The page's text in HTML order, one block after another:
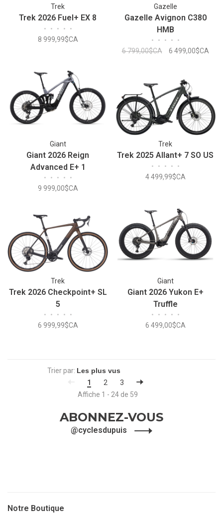
Trek
Trek 2026 Fuel+ EX 8
• • • • •
8 999,99$CA
Gazelle
Gazelle Avignon C380
HMB
• • • • •
6 799,00$CA 6 499,00$CA
Giant
Giant 2026 Reign
Advanced E+ 1
Mercury/Carbon Smoke
• • • • •
9 999,00$CA
Trek
Trek 2025 Allant+ 7 SO US
• • • • •
4 499,99$CA
Trek
Trek 2026 Checkpoint+ SL
5
• • • • •
6 999,99$CA
Giant
Giant 2026 Yukon E+
Truffle
• • • • •
6 499,00$CA
Trier par:
1
2
3
Affiche 1 - 24 de 59
ABONNEZ-VOUS
@cyclesdupuis
Notre Boutique